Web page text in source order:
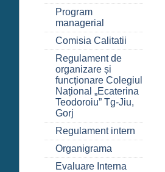
Program
managerial
Comisia Calitatii
Regulament de
organizare și
funcționare Colegiul
Național „Ecaterina
Teodoroiu” Tg-Jiu,
Gorj
Regulament intern
Organigrama
Evaluare Interna